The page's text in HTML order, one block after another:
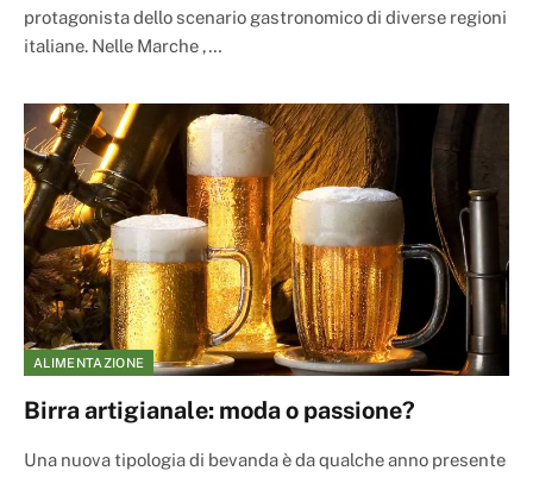
protagonista dello scenario gastronomico di diverse regioni
italiane. Nelle Marche ,…
ALIMENTAZIONE
Birra artigianale: moda o passione?
Una nuova tipologia di bevanda è da qualche anno presente